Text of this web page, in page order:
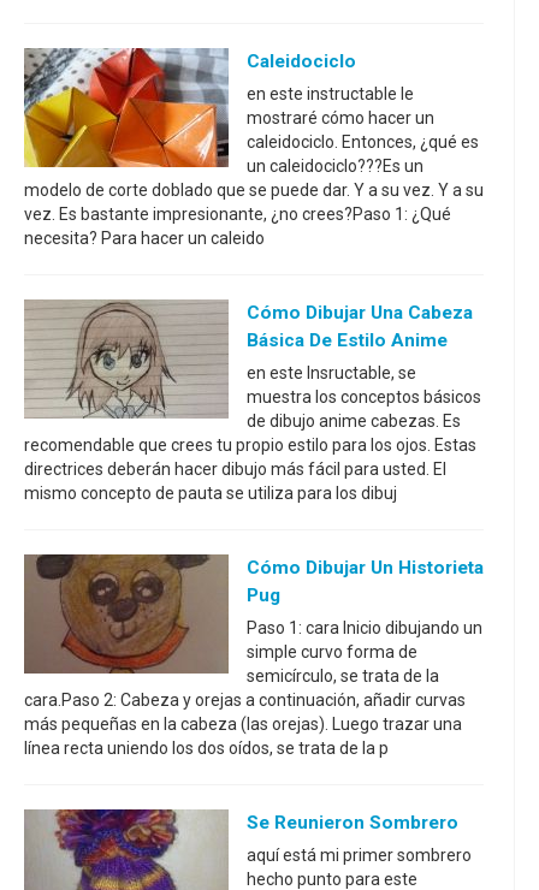
Caleidociclo
en este instructable le
mostraré cómo hacer un
caleidociclo. Entonces, ¿qué es
un caleidociclo???Es un
modelo de corte doblado que se puede dar. Y a su vez. Y a su
vez. Es bastante impresionante, ¿no crees?Paso 1: ¿Qué
necesita? Para hacer un caleido
Cómo Dibujar Una Cabeza
Básica De Estilo Anime
en este Insructable, se
muestra los conceptos básicos
de dibujo anime cabezas. Es
recomendable que crees tu propio estilo para los ojos. Estas
directrices deberán hacer dibujo más fácil para usted. El
mismo concepto de pauta se utiliza para los dibuj
Cómo Dibujar Un Historieta
Pug
Paso 1: cara Inicio dibujando un
simple curvo forma de
semicírculo, se trata de la
cara.Paso 2: Cabeza y orejas a continuación, añadir curvas
más pequeñas en la cabeza (las orejas). Luego trazar una
línea recta uniendo los dos oídos, se trata de la p
Se Reunieron Sombrero
aquí está mi primer sombrero
hecho punto para este